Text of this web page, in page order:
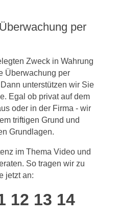
per
Zweck in Wahrung
Überwachung per
unterstützen wir Sie
Egal ob privat auf dem
oder in der Firma - wir
triftigen Grund und
Grundlagen.
im Thema Video und
So tragen wir zu
jetzt an:
12 13 14